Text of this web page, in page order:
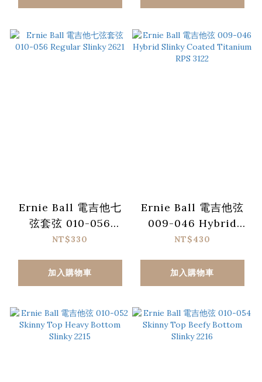
Ernie Ball 電吉他七
弦套弦 010-056
Regular Slinky 2621
NT$330
加入購物車
Ernie Ball 電吉他弦
009-046 Hybrid
Slinky Coated
NT$430
加入購物車